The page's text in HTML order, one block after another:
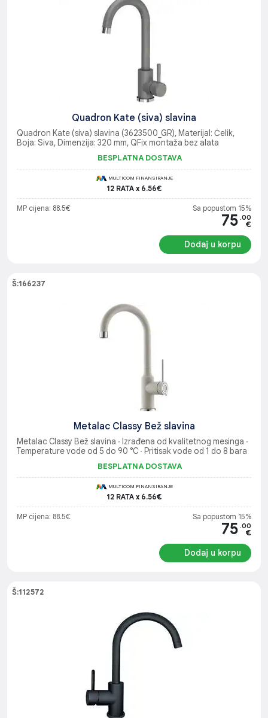
Quadron Kate (siva) slavina
Quadron Kate (siva) slavina (3623500_GR), Materijal: Čelik,
Boja: Siva, Dimenzija: 320 mm, QFix montaža bez alata
BESPLATNA DOSTAVA
MULTICOM FINANSIRANJE
12 RATA x 6.56€
MP cijena: 88.5€ Sa popustom 15%
75 .00
€
Dodaj u korpu
Š:166237
Metalac Classy Bež slavina
Metalac Classy Bež slavina ∙ Izrađena od kvalitetnog mesinga ∙
Temperature vode od 5 do 90 °C ∙ Pritisak vode od 1 do 8 bara
BESPLATNA DOSTAVA
MULTICOM FINANSIRANJE
12 RATA x 6.56€
MP cijena: 88.5€ Sa popustom 15%
75 .00
€
Dodaj u korpu
Š:112572